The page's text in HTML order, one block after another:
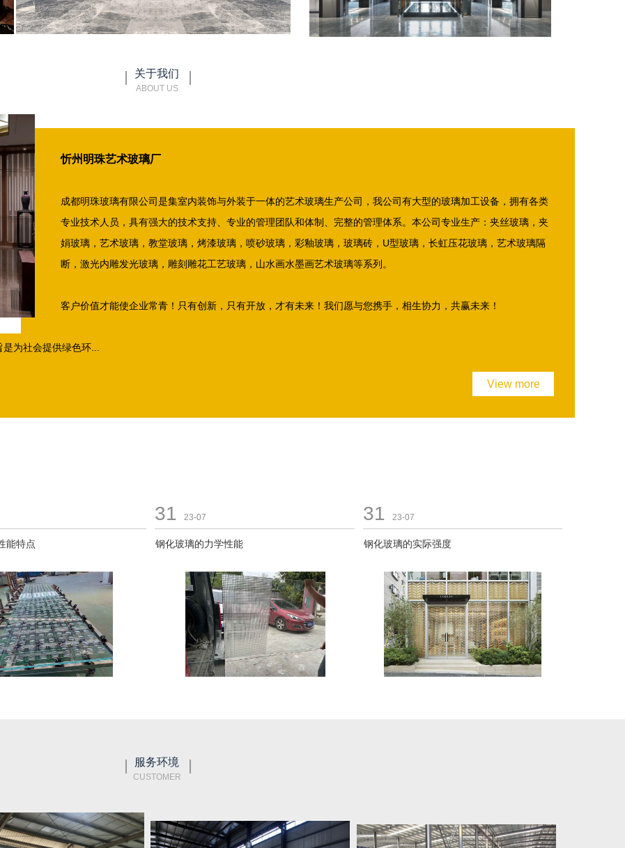
关于我们
ABOUT US
忻州明珠艺术玻璃厂
成都明珠玻璃有限公司是集室内装饰与外装于一体的艺术玻璃生产公司，我公司有大型的玻璃加工设备，拥有各类
专业技术人员，具有强大的技术支持、专业的管理团队和体制、完整的管理体系。本公司专业生产：夹丝玻璃，夹
娟玻璃，艺术玻璃，教堂玻璃，烤漆玻璃，喷砂玻璃，彩釉玻璃，玻璃砖，U型玻璃，长虹压花玻璃，艺术玻璃隔
断，激光内雕发光玻璃，雕刻雕花工艺玻璃，山水画水墨画艺术玻璃等系列。
客户价值才能使企业常青！只有创新，只有开放，才有未来！我们愿与您携手，相生协力，共赢未来！
为社会提供绿色环...
View more
能特点
31 23-07
钢化玻璃的力学性能
31 23-07
钢化玻璃的实际强度
服务环境
CUSTOMER